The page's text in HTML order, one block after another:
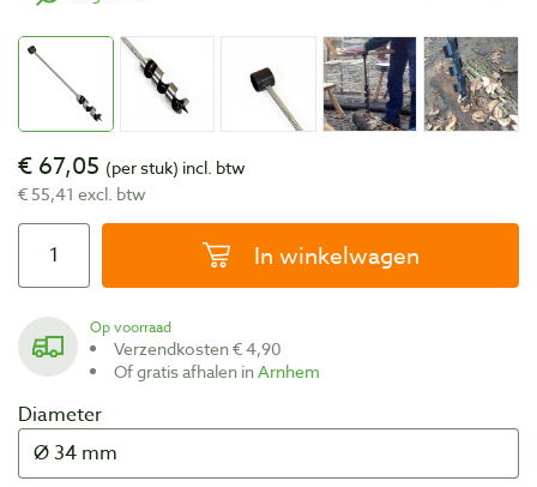
€ 67,05 (per stuk) incl. btw
€ 55,41 excl. btw
In winkelwagen
Op voorraad
Verzendkosten € 4,90
Of gratis afhalen inArnhem
Diameter